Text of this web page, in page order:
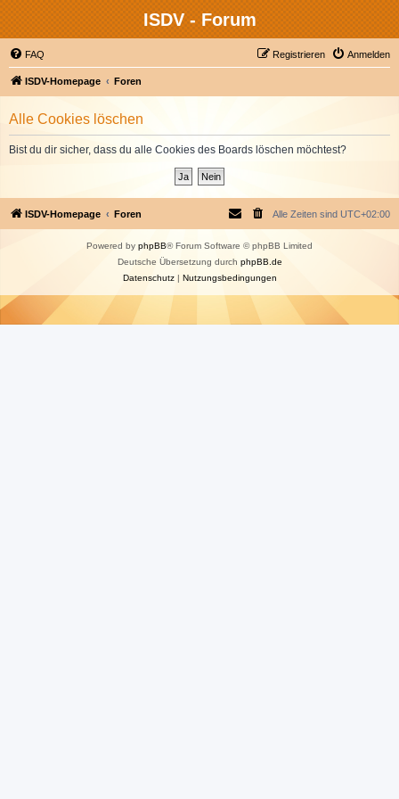
ISDV - Forum
FAQ Anmelden
Registrieren
ISDV-Homepage Foren
Alle Cookies löschen
Bist du dir sicher, dass du alle Cookies des Boards löschen möchtest?
ISDV-Homepage Foren Alle Zeiten sind UTC+02:00
Powered by phpBB® Forum Software © phpBB Limited
Deutsche Übersetzung durch phpBB.de
Datenschutz| Nutzungsbedingungen